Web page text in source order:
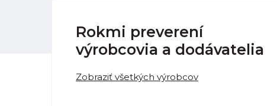
Rokmi preverení
výrobcovia a dodávatelia
Zobraziť všetkých výrobcov